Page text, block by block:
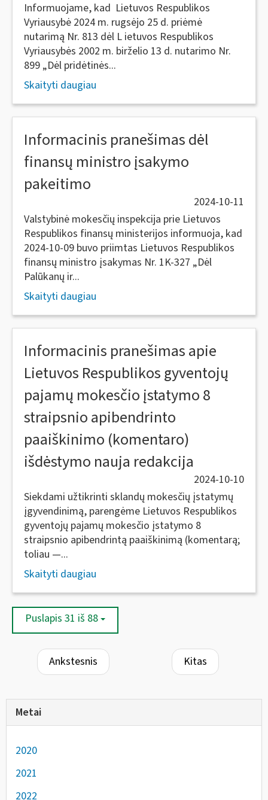
Informuojame, kad Lietuvos Respublikos
Vyriausybė 2024 m. rugsėjo 25 d. priėmė
nutarimą Nr. 813 dėl L ietuvos Respublikos
Vyriausybės 2002 m. birželio 13 d. nutarimo Nr.
899 „Dėl pridėtinės...
Skaityti daugiau
Informacinis pranešimas dėl
finansų ministro įsakymo
pakeitimo
2024-10-11
Valstybinė mokesčių inspekcija prie Lietuvos
Respublikos finansų ministerijos informuoja, kad
2024-10-09 buvo priimtas Lietuvos Respublikos
finansų ministro įsakymas Nr. 1K-327 „Dėl
Palūkanų ir...
Skaityti daugiau
Informacinis pranešimas apie
Lietuvos Respublikos gyventojų
pajamų mokesčio įstatymo 8
straipsnio apibendrinto
paaiškinimo (komentaro)
išdėstymo nauja redakcija
2024-10-10
Siekdami užtikrinti sklandų mokesčių įstatymų
įgyvendinimą, parengėme Lietuvos Respublikos
gyventojų pajamų mokesčio įstatymo 8
straipsnio apibendrintą paaiškinimą (komentarą;
toliau —...
Skaityti daugiau
Puslapis 31 iš 88
Ankstesnis Kitas
Metai
2020
2021
2022